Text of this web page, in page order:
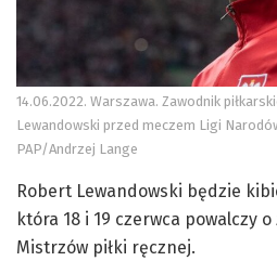
14.06.2022. Warszawa. Zawodnik
Lewandowski przed meczem Ligi
PAP/Andrzej Lange
Robert Lewandowski będzie
która 18 i 19 czerwca powalczy
Mistrzów piłki ręcznej.